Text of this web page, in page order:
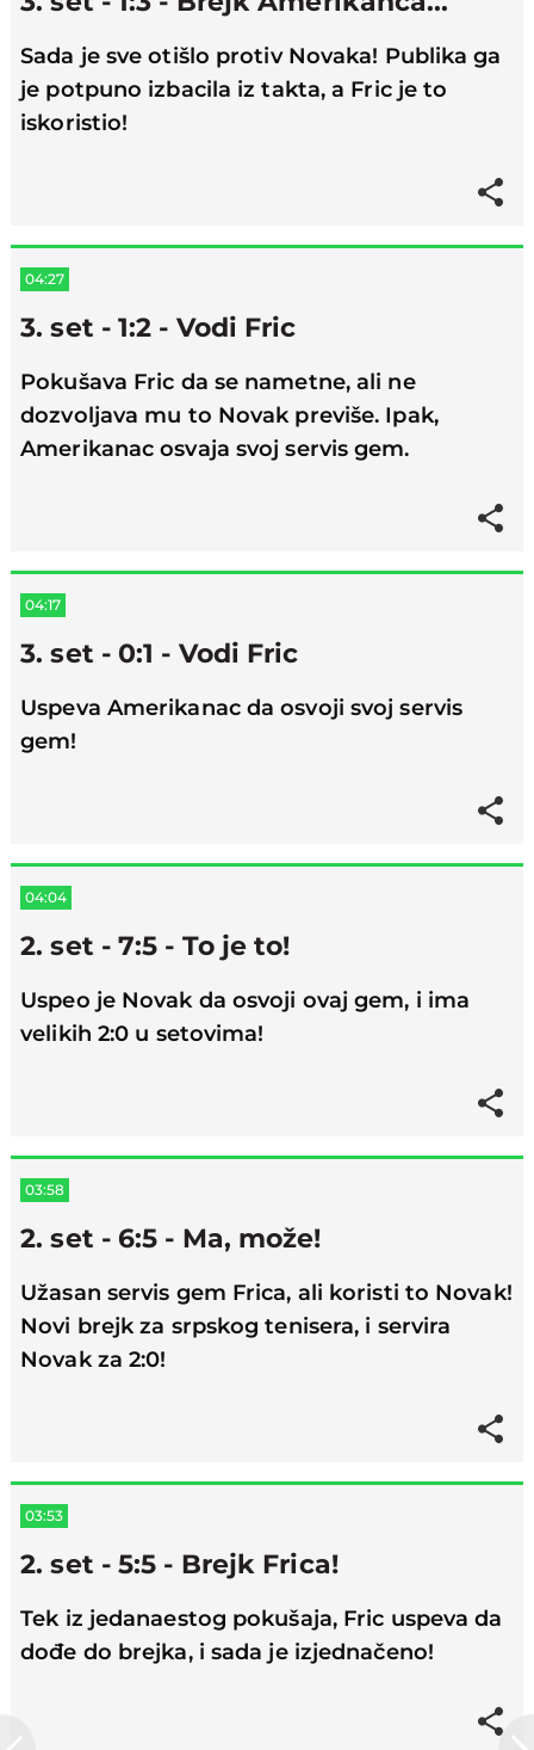
Sada je sve otišlo protiv Novaka! Publika ga
je potpuno izbacila iz takta, a Fric je to
iskoristio!
04:27
3. set - 1:2 - Vodi Fric
Pokušava Fric da se nametne, ali ne
dozvoljava mu to Novak previše. Ipak,
Amerikanac osvaja svoj servis gem.
04:17
3. set - 0:1 - Vodi Fric
Uspeva Amerikanac da osvoji svoj servis
gem!
04:04
2. set - 7:5 - To je to!
Uspeo je Novak da osvoji ovaj gem, i ima
velikih 2:0 u setovima!
03:58
2. set - 6:5 - Ma, može!
Užasan servis gem Frica, ali koristi to Novak!
Novi brejk za srpskog tenisera, i servira
Novak za 2:0!
03:53
2. set - 5:5 - Brejk Frica!
Tek iz jedanaestog pokušaja, Fric uspeva da
dođe do brejka, i sada je izjednačeno!